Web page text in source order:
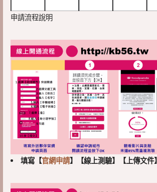
申請流程說明
填寫【官網申請】【線上測驗】【上傳文件】